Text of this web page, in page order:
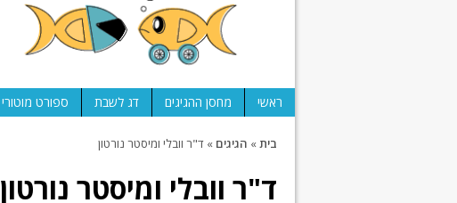
ראשי מחסן ההגיגים דג לשבת ספורט מוטורי
בית» הגיגים » ד"ר וובלי ומיסטר נורטון
ד"ר וובלי ומיסטר נורטון